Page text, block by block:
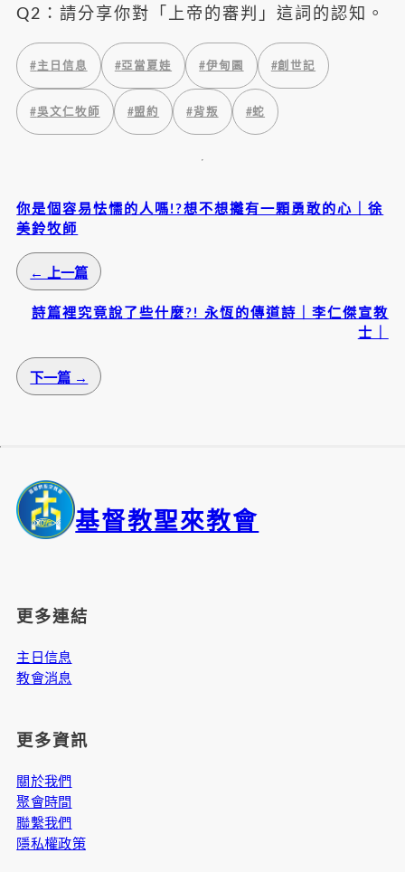
Q2：請分享你對「上帝的審判」這詞的認知。
#主日信息 #亞當夏娃 #伊甸園 #創世記
#吳文仁牧師 #盟約 #背叛 #蛇
你是個容易怯懦的人嗎!?想不想攡有一顆勇敢的心｜徐
美鈴牧師
← 上一篇
詩篇裡究竟說了些什麼?! 永恆的傳道詩｜李仁傑宣教
士｜
下一篇 →
基督教聖來教會
更多連結
主日信息
教會消息
更多資訊
關於我們
聚會時間
聯繫我們
隱私權政策